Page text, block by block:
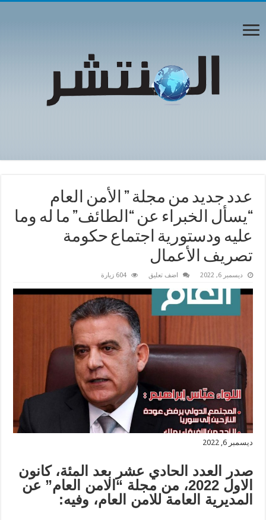
عدد جديد من مجلة ” الأمن العام
“يسأل الخبراء عن “الطائف” ما له وما
عليه ودستورية اجتماع حكومة
تصريف الأعمال
ديسمبر 6, 2022 اضف تعليق 604 زيارة
ديسمبر 6, 2022
صدر العدد الحادي عشر بعد المئة، كانون
الاول 2022، من مجلة “الامن العام” عن
المديرية العامة للامن العام، وفيه: